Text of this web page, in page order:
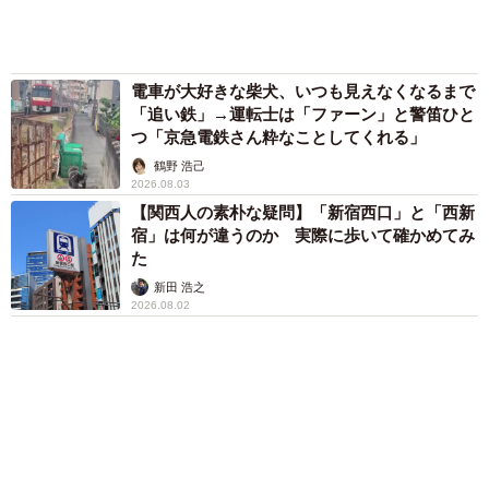
山岡 もと子
83歳父が骨折で入院 ３カ月の病院生活があま
りに退屈で「画用紙と色鉛筆持ってこい！」→
スケッチブックを見た家族が仰天「これ、売れ
ますよ…」
中将 タカノリ
「不謹慎でないかと」実力派歌手、熊本へ支援
い 「痛いほど伝わる」「行動され立派」